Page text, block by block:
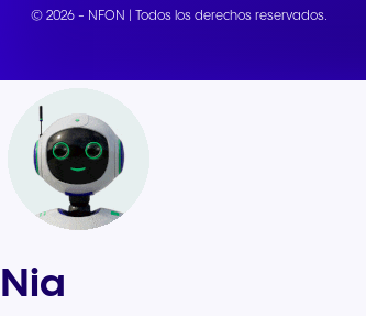
© 2026 - NFON | Todos los derechos reservados.